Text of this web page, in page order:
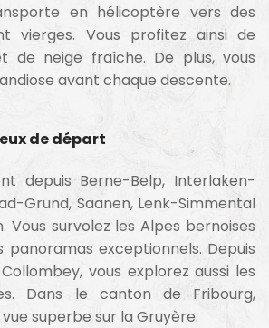
en hélicoptère vers des
vierges. Vous profitez ainsi de
de neige fraîche. De plus, vous
avant chaque descente.
de départ
depuis Berne-Belp, Interlaken-
Grund, Saanen, Lenk-Simmental
Vous survolez les Alpes bernoises
panoramas exceptionnels. Depuis
vous explorez aussi les
Dans le canton de Fribourg,
superbe sur la Gruyère.